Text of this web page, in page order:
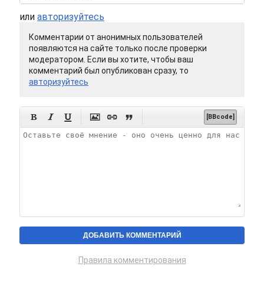
или авторизуйтесь
Комментарии от анонимных пользователей
появляются на сайте только после проверки
модератором. Если вы хотите, чтобы ваш
комментарий был опубликован сразу, то
авторизуйтесь
      [BBcode]
Правила комментирования